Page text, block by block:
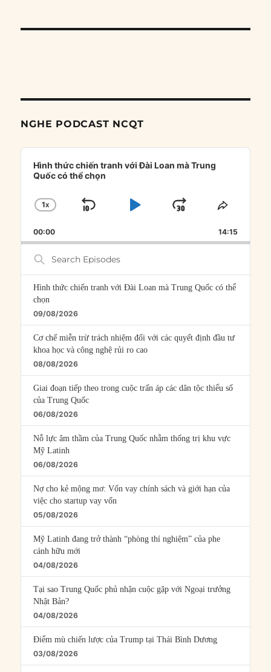
NGHE PODCAST NCQT
Audio
Player
Hình thức chiến tranh với Đài Loan mà Trung
Quốc có thể chọn
CHANGE
RATE
1X
SKIP
PLAYJUMP
FORWARD
SHARE
00:00 14:15
Search
Episodes
Hình thức chiến tranh với Đài Loan mà Trung Quốc có thể
chọn
09/08/2026
Cơ chế miễn trừ trách nhiệm đối với các quyết định đầu tư
khoa học và công nghệ rủi ro cao
08/08/2026
Giai đoạn tiếp theo trong cuộc trấn áp các dân tộc thiểu số
của Trung Quốc
06/08/2026
Nỗ lực âm thầm của Trung Quốc nhằm thống trị khu vực
Mỹ Latinh
06/08/2026
Nợ cho kẻ mộng mơ: Vốn vay chính sách và giới hạn của
việc cho startup vay vốn
05/08/2026
Mỹ Latinh đang trở thành “phòng thí nghiệm” của phe
cánh hữu mới
04/08/2026
Tại sao Trung Quốc phủ nhận cuộc gặp với Ngoại trưởng
Nhật Bản?
04/08/2026
Điểm mù chiến lược của Trump tại Thái Bình Dương
03/08/2026